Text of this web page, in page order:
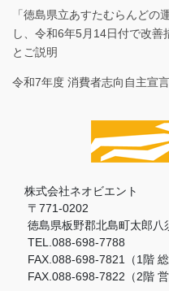
「徳島県立あすたむらんどの
し、令和6年5月14日付で改
とご説明
令和7年度 消費者志向自主宣
株式会社ネオビエント
〒771-0202
徳島県板野郡北島町太郎八
TEL.088-698-7788
FAX.088-698-7821（1階 総
FAX.088-698-7822（2階 営